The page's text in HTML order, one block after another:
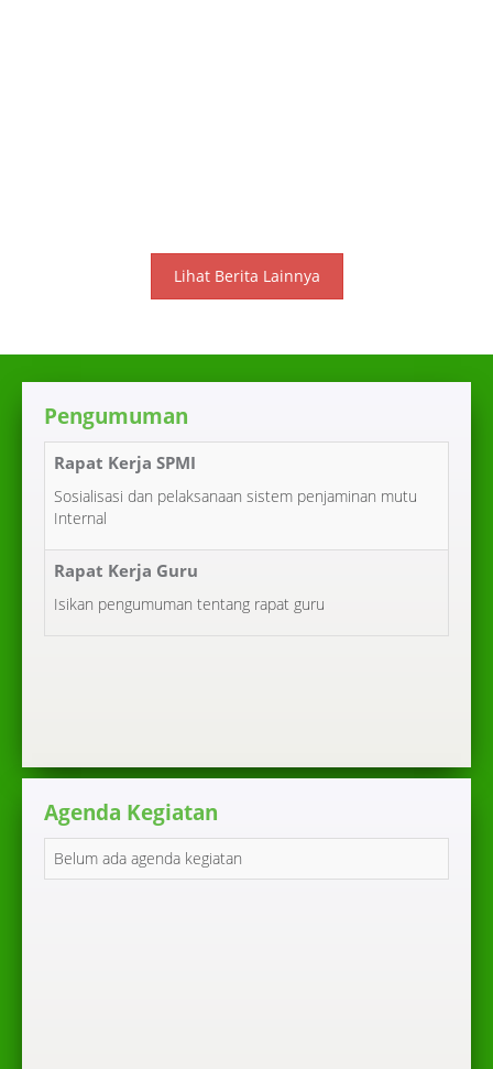
Lihat Berita Lainnya
Pengumuman
Rapat Kerja SPMI
Sosialisasi dan pelaksanaan sistem penjaminan mutu
Internal
Rapat Kerja Guru
Isikan pengumuman tentang rapat guru
Agenda Kegiatan
Belum ada agenda kegiatan